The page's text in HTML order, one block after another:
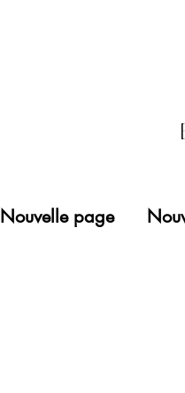
Nouvelle page